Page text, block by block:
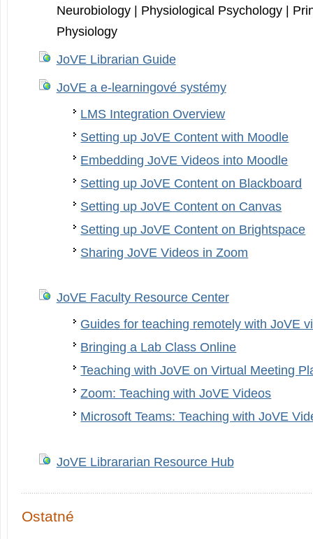
Neurobiology | Physiological Psychology |
Physiology
JoVE Librarian Guide
JoVE a e-learningové systémy
LMS Integration Overview
Setting up JoVE Content with Moodle
Embedding JoVE Videos into Moodle
Setting up JoVE Content on Blackboard
Setting up JoVE Content on Canvas
Setting up JoVE Content on Brightspace
Sharing JoVE Videos in Zoom
JoVE Faculty Resource Center
Guides for teaching remotely with JoVE
Bringing a Lab Class Online
Teaching with JoVE on Virtual Meeting
Zoom: Teaching with JoVE Videos
Microsoft Teams: Teaching with JoVE
JoVE Librararian Resource Hub
Ostatné